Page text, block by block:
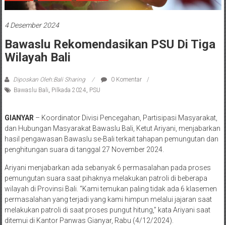
4 Desember 2024
Bawaslu Rekomendasikan PSU Di Tiga
Wilayah Bali
Diposkan Oleh:Bali Sharing
0 Komentar
Bawaslu Bali Pilkada 2024 PSU
GIANYAR – Koordinator Divisi Pencegahan, Partisipasi Masyarakat,
dan Hubungan Masyarakat Bawaslu Bali, Ketut Ariyani, menjabarkan
hasil pengawasan Bawaslu se-Bali terkait tahapan pemungutan dan
penghitungan suara di tanggal 27 November 2024.
Ariyani menjabarkan ada sebanyak 6 permasalahan pada proses
pemungutan suara saat pihaknya melakukan patroli di beberapa
wilayah di Provinsi Bali. “Kami temukan paling tidak ada 6 klasemen
permasalahan yang terjadi yang kami himpun melalui jajaran saat
melakukan patroli di saat proses pungut hitung,” kata Ariyani saat
ditemui di Kantor Panwas Gianyar, Rabu (4/12/2024).